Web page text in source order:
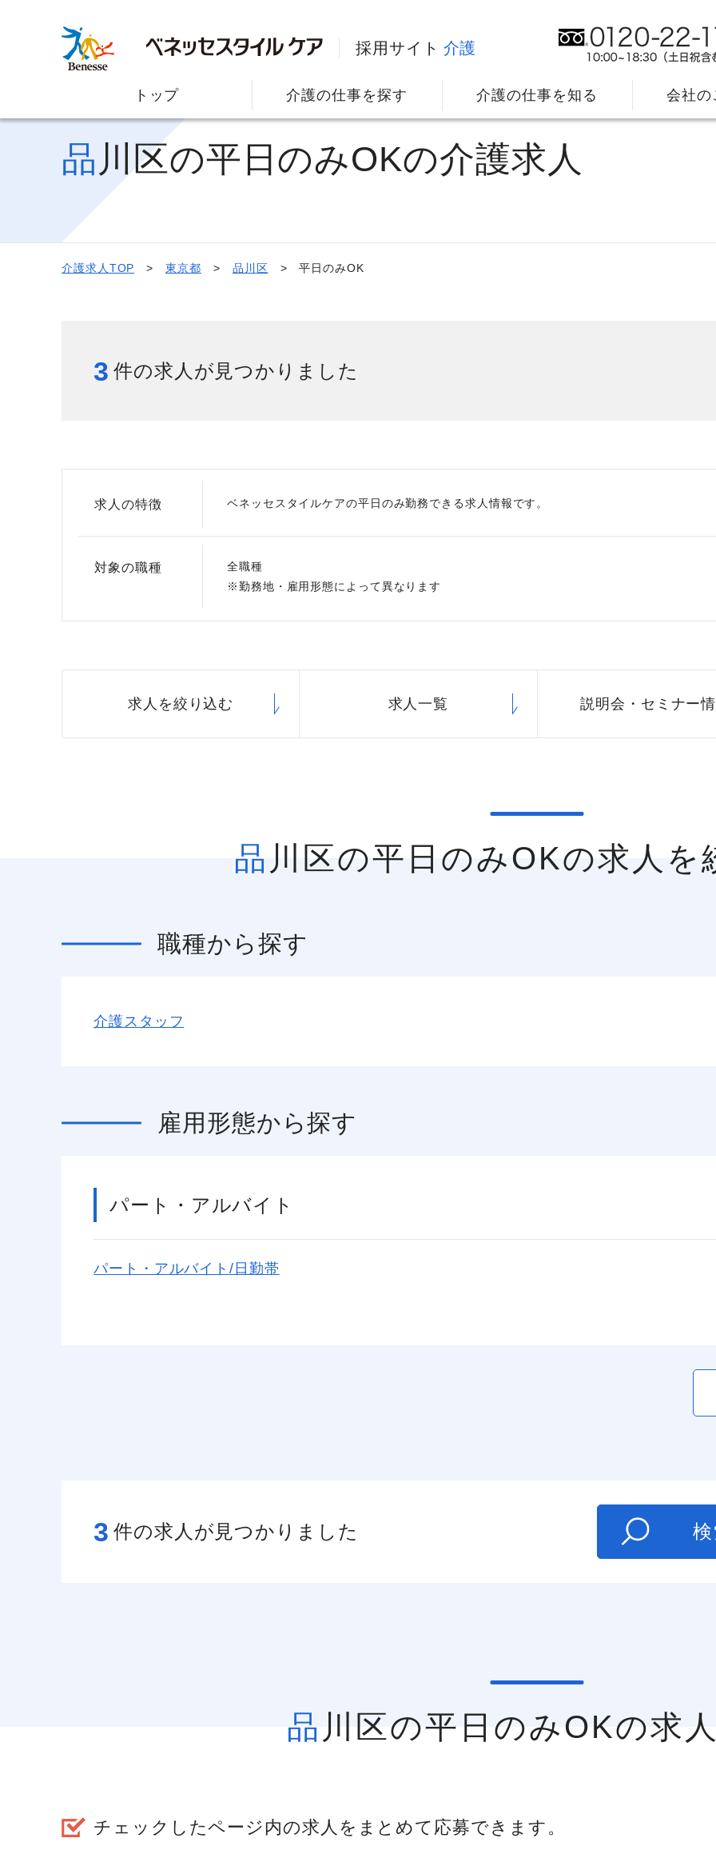
採用サイト 介護
トップ 介護の仕事を探す 介護の仕事を知る
給与制度 資格取得サポート制度 福
会社の
スタッフインタビュー 社員主役のプロジェクト 職
品川区の平日のみOKの介護求人
介護求人TOP 東京都 品川区 平日のみOK
3 件の求人が見つかりました
求人の特徴 ベネッセスタイルケアの平日のみ勤務できる求人情報です。
対象の職種
全職種
※勤務地・雇用形態によって異なります
求人を絞り込む 求人一覧 説明会・ セミナー
品川区の平日のみOKの求人
職種から探す
介護スタッフ
雇用形態から探す
パート・アルバイト
パート・アルバイト/日勤帯
3 件の求人が見つかりました
品川区の平日のみOKの求
チェックしたページ内の求人をまとめて応募できます。